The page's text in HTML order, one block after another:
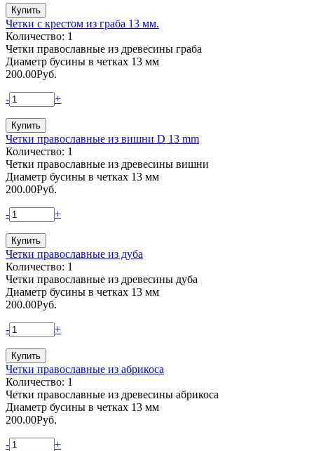
Четки с крестом из граба 13 мм.
Количество: 1
Четки православные из древесины граба
Диаметр бусины в четках 13 мм
200.00Руб.
- +
Четки православные из вишни D 13 mm
Количество: 1
Четки православные из древесины вишни
Диаметр бусины в четках 13 мм
200.00Руб.
- +
Четки православные из дуба
Количество: 1
Четки православные из древесины дуба
Диаметр бусины в четках 13 мм
200.00Руб.
- +
Четки православные из абрикоса
Количество: 1
Четки православные из древесины абрикоса
Диаметр бусины в четках 13 мм
200.00Руб.
- +